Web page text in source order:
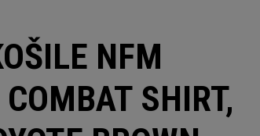
NFM
SHIRT,